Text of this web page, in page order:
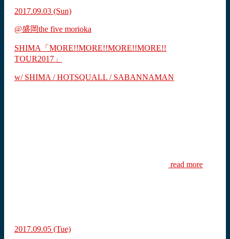
2017.09.03 (Sun)
@盛岡the five morioka
SHIMA「MORE!!MORE!!MORE!!MORE!!
TOUR2017」
w/ SHIMA / HOTSQUALL / SABANNAMAN
read more
2017.09.05 (Tue)